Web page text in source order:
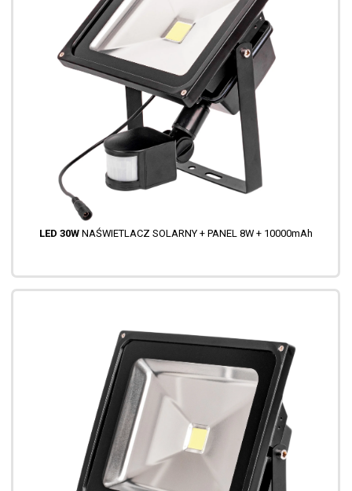
LED 30W NAŚWIETLACZ SOLARNY + PANEL 8W + 10000mAh